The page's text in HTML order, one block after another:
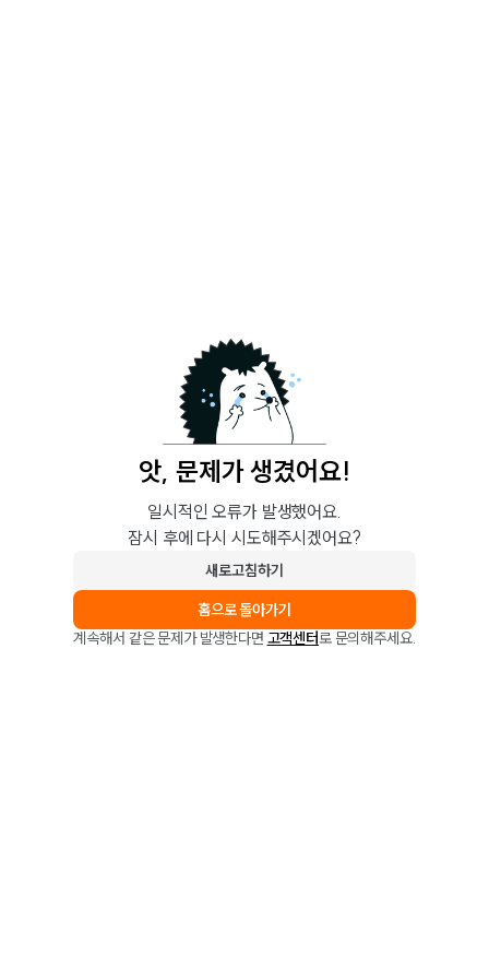
앗, 문제가 생겼어요!
일시적인 오류가 발생했어요.
잠시 후에 다시 시도해주시겠어요?
새로고침하기
홈으로 돌아가기
계속해서 같은 문제가 발생한다면 고객센터로 문의해주세요.